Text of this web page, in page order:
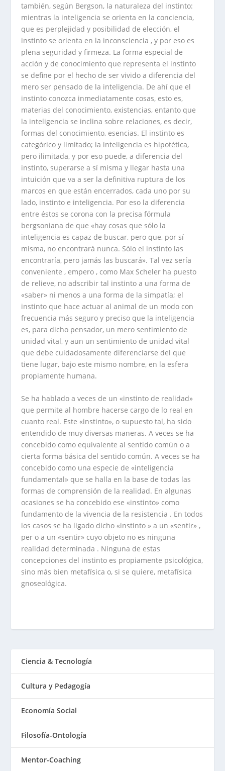
también, según Bergson, la naturaleza del instinto:
mientras la inteligencia se orienta en la conciencia,
que es perplejidad y posibilidad de elección, el
instinto se orienta en la inconsciencia , y por eso es
plena seguridad y firmeza. La forma especial de
acción y de conocimiento que representa el instinto
se define por el hecho de ser vivido a diferencia del
mero ser pensado de la inteligencia. De ahí que el
instinto conozca inmediatamente cosas, esto es,
materias del conocimiento, existencias, entanto que
la inteligencia se inclina sobre relaciones, es decir,
formas del conocimiento, esencias. El instinto es
categórico y limitado; la inteligencia es hipotética,
pero ilimitada, y por eso puede, a diferencia del
instinto, superarse a sí misma y llegar hasta una
intuición que va a ser la definitiva ruptura de los
marcos en que están encerrados, cada uno por su
lado, instinto e inteligencia. Por eso la diferencia
entre éstos se corona con la precisa fórmula
bergsoniana de que «hay cosas que sólo la
inteligencia es capaz de buscar, pero que, por sí
misma, no encontrará nunca. Sólo el instinto las
encontraría, pero jamás las buscará». Tal vez sería
conveniente , empero , como Max Scheler ha puesto
de relieve, no adscribir tal instinto a una forma de
«saber» ni menos a una forma de la simpatía; el
instinto que hace actuar al animal de un modo con
frecuencia más seguro y preciso que la inteligencia
es, para dicho pensador, un mero sentimiento de
unidad vital, y aun un sentimiento de unidad vital
que debe cuidadosamente diferenciarse del que
tiene lugar, bajo este mismo nombre, en la esfera
propiamente humana.
Se ha hablado a veces de un «instinto de realidad»
que permite al hombre hacerse cargo de lo real en
cuanto real. Este «instinto», o supuesto tal, ha sido
entendido de muy diversas maneras. A veces se ha
concebido como equivalente al sentido común o a
cierta forma básica del sentido común. A veces se ha
concebido como una especie de «inteligencia
fundamental» que se halla en la base de todas las
formas de comprensión de la realidad. En algunas
ocasiones se ha concebido ese «instinto» como
fundamento de la vivencia de la resistencia . En todos
los casos se ha ligado dicho «instinto » a un «sentir» ,
per o a un «sentir» cuyo objeto no es ninguna
realidad determinada . Ninguna de estas
concepciones del instinto es propiamente psicológica,
sino más bien metafísica o, si se quiere, metafísica
gnoseológica.
Ciencia & Tecnología
Cultura y Pedagogía
Economía Social
Filosofía-Ontología
Mentor-Coaching